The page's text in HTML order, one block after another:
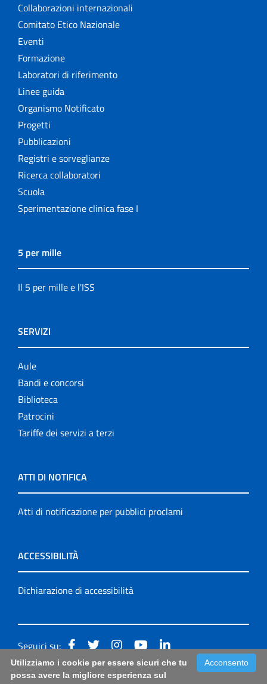
Collaborazioni internazionali
Comitato Etico Nazionale
Eventi
Formazione
Laboratori di riferimento
Linee guida
Organismo Notificato
Progetti
Pubblicazioni
Registri e sorveglianze
Ricerca collaboratori
Scuola
Sperimentazione clinica fase I
5 per mille
Il 5 per mille e l'ISS
SERVIZI
Aule
Bandi e concorsi
Biblioteca
Patrocini
Tariffe dei servizi a terzi
ATTI DI NOTIFICA
Atti di notificazione per pubblici proclami
ACCESSIBILITÀ
Dichiarazione di accessibilità
Seguici su:
Accessibilità: form di segnalazione di prima istanza per
Acconsento
Utilizziamo i cookie per essere sicuri che tu
possa avere la migliore esperienza sul